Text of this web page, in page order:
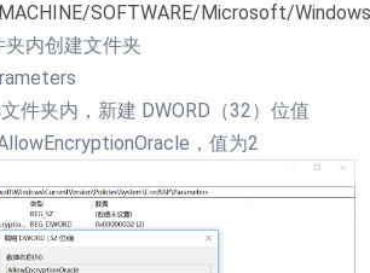
SOFTWARE/Microsoft/
内创建文件夹
件夹内，新建 DWORD（32）位值
，值为2